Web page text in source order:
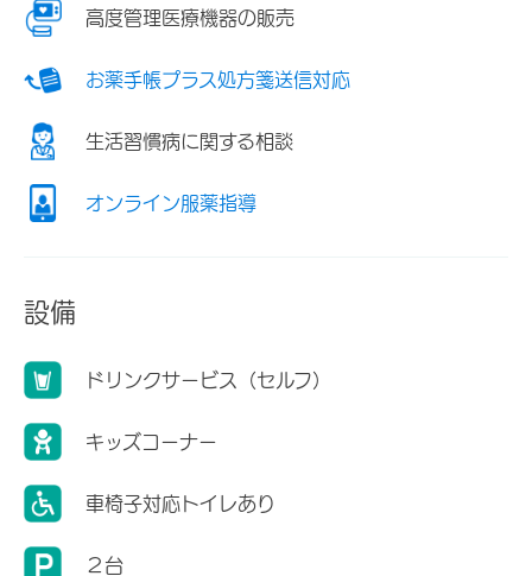
高度管理医療機器の販売
お薬手帳プラス処方箋送信対応
生活習慣病に関する相談
オンライン服薬指導
設備
ドリンクサービス（セルフ）
キッズコーナー
車椅子対応トイレあり
２台